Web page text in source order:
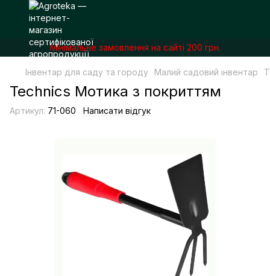
Мінімальне замовлення на сайті 200 грн.
Інвентар для саду та городу Малий садовий інвентар
Technics Мотика з покриттям
Артикул: 71-060 Написати відгук